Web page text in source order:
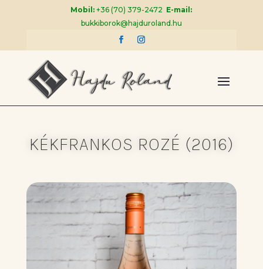
Mobil: +36 (70) 379-2472 E-mail:
bukkiborok@hajduroland.hu
KÉKFRANKOS ROZÉ (2016)